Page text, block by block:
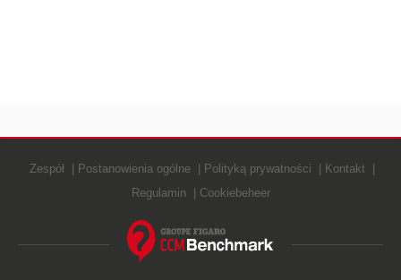
Zespół Postanowienia ogólne Polityką prywatności
Kontakt
Regulamin
Cookiebeheer